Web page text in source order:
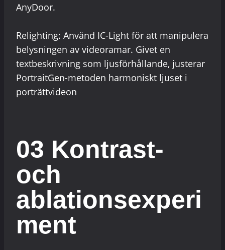
AnyDoor.
Relighting: Använd IC-Light för att manipulera
belysningen av videoramar. Givet en
textbeskrivning som ljusförhållande, justerar
PortraitGen-metoden harmoniskt ljuset i
porträttvideon
03 Kontrast-
och
ablationsexperi
ment